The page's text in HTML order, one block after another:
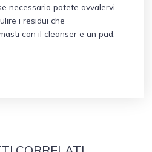
necessario potete avvalervi
i residui che
con il cleanser e un pad.